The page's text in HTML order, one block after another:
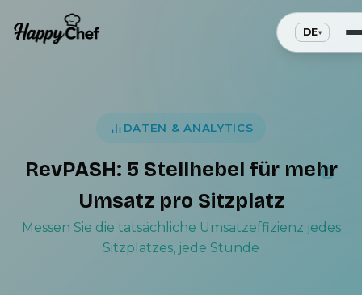
€
DATEN & ANALYTICS
RevPASH: 5 Stellhebel für mehr
Umsatz pro Sitzplatz
Messen Sie die tatsächliche Umsatzeffizienz jedes
Sitzplatzes, jede Stunde